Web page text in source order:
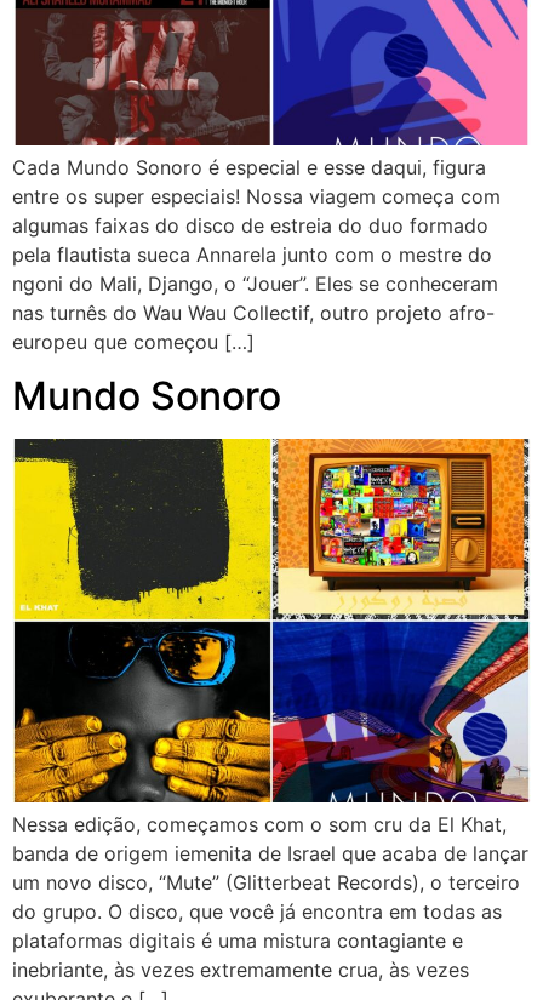
Cada Mundo Sonoro é especial e esse daqui, figura
entre os super especiais! Nossa viagem começa com
algumas faixas do disco de estreia do duo formado
pela flautista sueca Annarela junto com o mestre do
ngoni do Mali, Django, o “Jouer”. Eles se conheceram
nas turnês do Wau Wau Collectif, outro projeto afro-
europeu que começou […]
Mundo Sonoro
Nessa edição, começamos com o som cru da El Khat,
banda de origem iemenita de Israel que acaba de lançar
um novo disco, “Mute” (Glitterbeat Records), o terceiro
do grupo. O disco, que você já encontra em todas as
plataformas digitais é uma mistura contagiante e
inebriante, às vezes extremamente crua, às vezes